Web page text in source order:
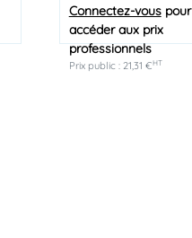
Connectez-vouspour
accéder aux prix
professionnels
Prix public : 21,31 €HT